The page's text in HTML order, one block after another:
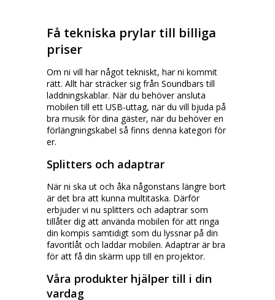
Få tekniska prylar till billiga
priser
Om ni vill har något tekniskt, har ni kommit
rätt. Allt här sträcker sig från Soundbars till
laddningskablar. När du behöver ansluta
mobilen till ett USB-uttag, när du vill bjuda på
bra musik för dina gäster, när du behöver en
förlängningskabel så finns denna kategori för
er.
Splitters och adaptrar
När ni ska ut och åka någonstans längre bort
är det bra att kunna multitaska. Därför
erbjuder vi nu splitters och adaptrar som
tillåter dig att använda mobilen för att ringa
din kompis samtidigt som du lyssnar på din
favoritlåt och laddar mobilen. Adaptrar är bra
för att få din skärm upp till en projektor.
Våra produkter hjälper till i din
vardag